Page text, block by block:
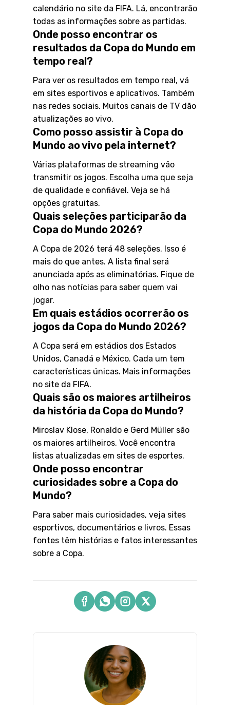
calendário no site da FIFA. Lá, encontrarão
todas as informações sobre as partidas.
Onde posso encontrar os
resultados da Copa do Mundo em
tempo real?
Para ver os resultados em tempo real, vá
em sites esportivos e aplicativos. Também
nas redes sociais. Muitos canais de TV dão
atualizações ao vivo.
Como posso assistir à Copa do
Mundo ao vivo pela internet?
Várias plataformas de streaming vão
transmitir os jogos. Escolha uma que seja
de qualidade e confiável. Veja se há
opções gratuitas.
Quais seleções participarão da
Copa do Mundo 2026?
A Copa de 2026 terá 48 seleções. Isso é
mais do que antes. A lista final será
anunciada após as eliminatórias. Fique de
olho nas notícias para saber quem vai
jogar.
Em quais estádios ocorrerão os
jogos da Copa do Mundo 2026?
A Copa será em estádios dos Estados
Unidos, Canadá e México. Cada um tem
características únicas. Mais informações
no site da FIFA.
Quais são os maiores artilheiros
da história da Copa do Mundo?
Miroslav Klose, Ronaldo e Gerd Müller são
os maiores artilheiros. Você encontra
listas atualizadas em sites de esportes.
Onde posso encontrar
curiosidades sobre a Copa do
Mundo?
Para saber mais curiosidades, veja sites
esportivos, documentários e livros. Essas
fontes têm histórias e fatos interessantes
sobre a Copa.